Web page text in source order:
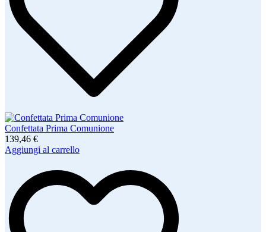
Confettata Prima Comunione
139,46 €
Aggiungi al carrello